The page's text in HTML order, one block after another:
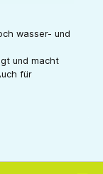
wasser- und
und macht
für